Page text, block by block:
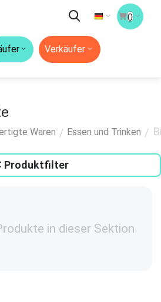
0
Verkäufer
Waren / Essen und Trinken /
Produktfilter
in dieser Sektion